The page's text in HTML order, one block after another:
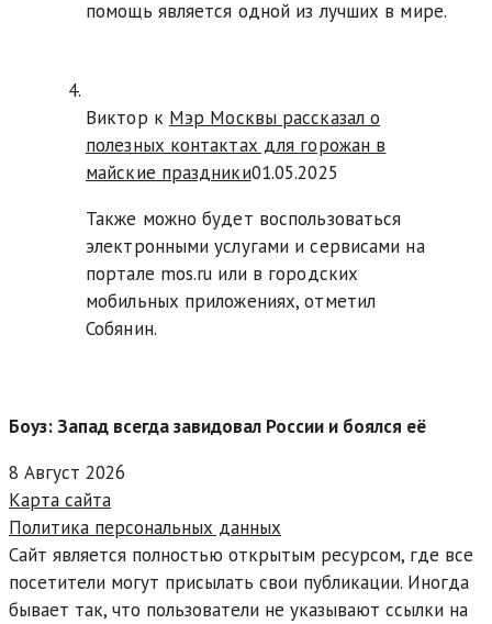
помощь является одной из лучших в мире.
Виктор к Мэр Москвы рассказал о
полезных контактах для горожан в
майские праздники01.05.2025
Также можно будет воспользоваться
электронными услугами и сервисами на
портале mos.ru или в городских
мобильных приложениях, отметил
Собянин.
Боуз: Запад всегда завидовал России и боялся её
8 Август 2026
Карта сайта
Политика персональных данных
Сайт является полностью открытым ресурсом, где все
посетители могут присылать свои публикации. Иногда
бывает так, что пользователи не указывают ссылки на